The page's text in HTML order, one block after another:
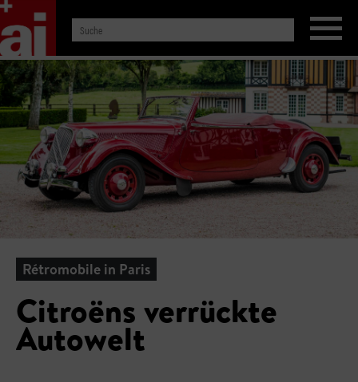
Rétromobile in Paris
Citroëns verrückte
Autowelt